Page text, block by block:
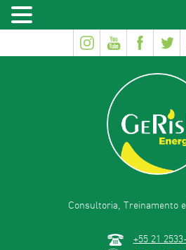
Consultoria, Treinamento
+55 21